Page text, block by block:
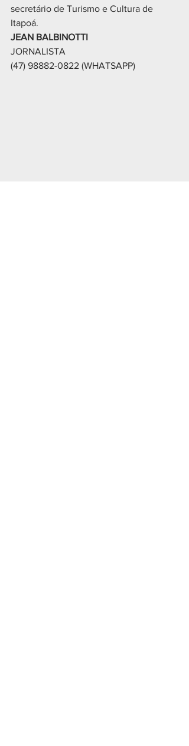
secretário de Turismo e Cultura de
Itapoá.
JEAN BALBINOTTI
JORNALISTA
(47) 98882-0822 (WHATSAPP)